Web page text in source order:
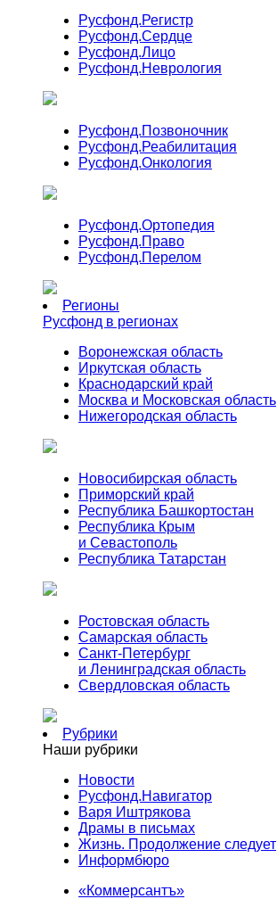
Русфонд.Регистр
Русфонд.Сердце
Русфонд.Лицо
Русфонд.Неврология
Русфонд.Позвоночник
Русфонд.Реабилитация
Русфонд.Онкология
Русфонд.Ортопедия
Русфонд.Право
Русфонд.Перелом
Регионы
Русфонд в регионах
Воронежская область
Иркутская область
Краснодарский край
Москва и Московская область
Нижегородская область
Новосибирская область
Приморский край
Республика Башкортостан
Республика Крым
и Севастополь
Республика Татарстан
Ростовская область
Самарская область
Санкт-Петербург
и Ленинградская область
Свердловская область
Рубрики
Наши рубрики
Новости
Русфонд.Навигатор
Варя Иштрякова
Драмы в письмах
Жизнь. Продолжение следует
Информбюро
«Коммерсантъ»